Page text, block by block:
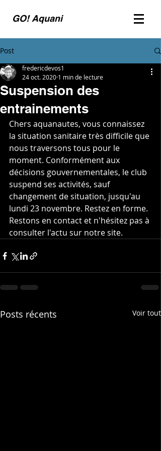
GO! Aquani
Post
Suspension des
entrainements
fredericdevos1
24 oct. 2020 1 min de lecture
Chers aquanautes, vous connaissez
la situation sanitaire très difficile que
nous traversons tous pour le
moment. Conformément aux
décisions gouvernementales, le club
suspend ses activités, sauf
changement de situation, jusqu'au
lundi 23 novembre. Restez en forme.
Restons en contact et n'hésitez pas à
consulter l'actu sur notre site.
Posts récents Voir tout